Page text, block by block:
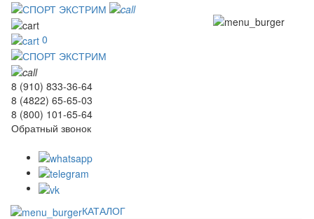
0
8 (910) 833-36-64
8 (4822) 65-65-03
8 (800) 101-65-64
Обратный звонок
КАТАЛОГ